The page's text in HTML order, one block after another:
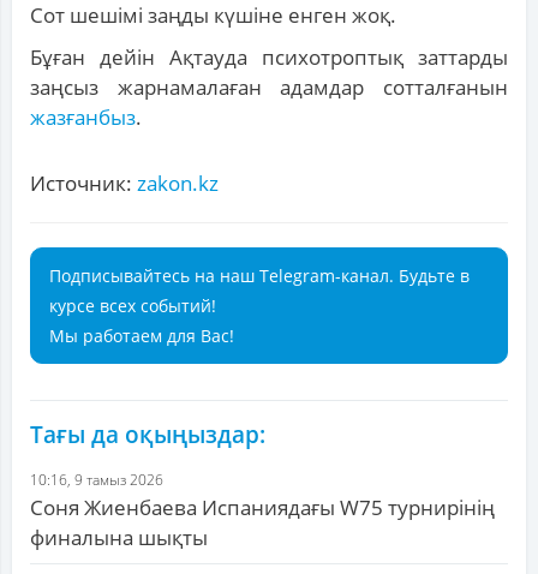
Сот шешімі заңды күшіне енген жоқ.
Бұған дейін Ақтауда психотроптық заттарды
заңсыз жарнамалаған адамдар сотталғанын
жазғанбыз.
Источник: zakon.kz
Подписывайтесь на наш Telegram-канал. Будьте в
курсе всех событий!
Мы работаем для Вас!
Тағы да оқыңыздар:
10:16, 9 тамыз 2026
Соня Жиенбаева Испаниядағы W75 турнирінің
финалына шықты